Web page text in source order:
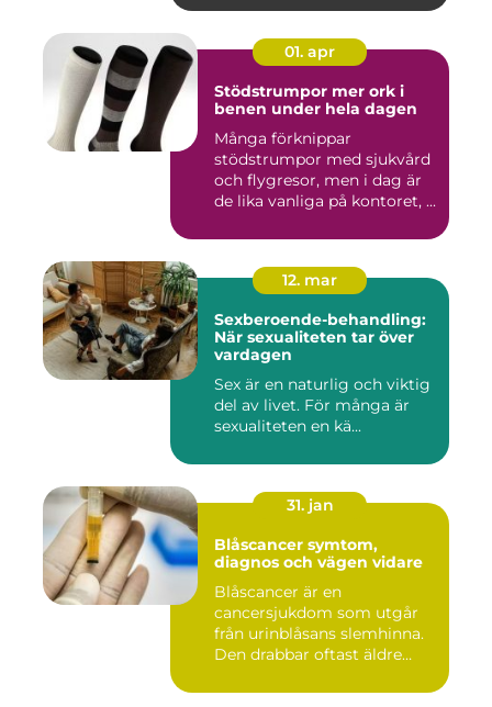
01. apr
Stödstrumpor mer ork i
benen under hela dagen
Många förknippar
stödstrumpor med sjukvård
och flygresor, men i dag är
de lika vanliga på kontoret, ...
12. mar
Sexberoende-behandling:
När sexualiteten tar över
vardagen
Sex är en naturlig och viktig
del av livet. För många är
sexualiteten en kä...
31. jan
Blåscancer symtom,
diagnos och vägen vidare
Blåscancer är en
cancersjukdom som utgår
från urinblåsans slemhinna.
Den drabbar oftast äldre